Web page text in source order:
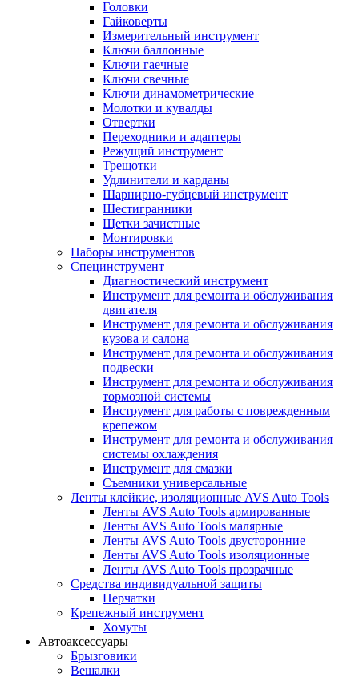
Головки
Гайковерты
Измерительный инструмент
Ключи баллонные
Ключи гаечные
Ключи свечные
Ключи динамометрические
Молотки и кувалды
Отвертки
Переходники и адаптеры
Режущий инструмент
Трещотки
Удлинители и карданы
Шарнирно-губцевый инструмент
Шестигранники
Щетки зачистные
Монтировки
Наборы инструментов
Специнструмент
Диагностический инструмент
Инструмент для ремонта и обслуживания
двигателя
Инструмент для ремонта и обслуживания
кузова и салона
Инструмент для ремонта и обслуживания
подвески
Инструмент для ремонта и обслуживания
тормозной системы
Инструмент для работы с поврежденным
крепежом
Инструмент для ремонта и обслуживания
системы охлаждения
Инструмент для смазки
Съемники универсальные
Ленты клейкие, изоляционные AVS Auto Tools
Ленты AVS Auto Tools армированные
Ленты AVS Auto Tools малярные
Ленты AVS Auto Tools двусторонние
Ленты AVS Auto Tools изоляционные
Ленты AVS Auto Tools прозрачные
Средства индивидуальной защиты
Перчатки
Крепежный инструмент
Хомуты
Автоаксессуары
Брызговики
Вешалки